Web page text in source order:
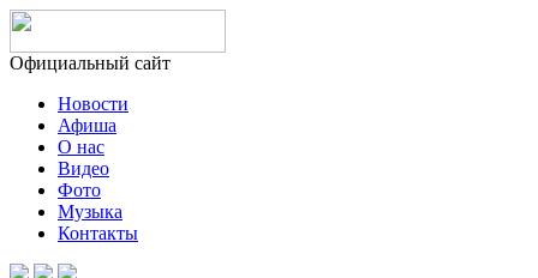
Официальный сайт
Новости
Афиша
О нас
Видео
Фото
Музыка
Контакты